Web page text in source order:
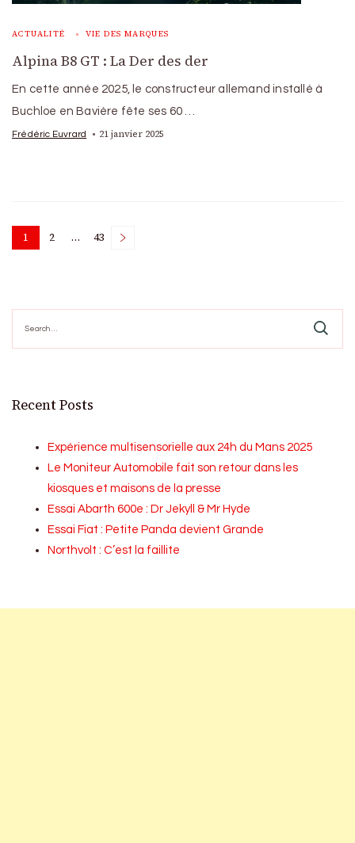
ACTUALITÉ VIE DES MARQUES
Alpina B8 GT : La Der des der
En cette année 2025, le constructeur allemand installé à
Buchloe en Bavière fête ses 60 …
Frédéric Euvrard 21 janvier 2025
Posts
Page
1 Page
2 … Page
43
for:
Recent Posts
Expérience multisensorielle aux 24h du Mans 2025
Le Moniteur Automobile fait son retour dans les
kiosques et maisons de la presse
Essai Abarth 600e : Dr Jekyll & Mr Hyde
Essai Fiat : Petite Panda devient Grande
Northvolt : C’est la faillite